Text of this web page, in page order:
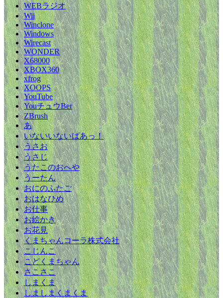
WEBラジオ
Wii
Winclone
Windows
Wirecast
WONDER
X68000
XBOX360
xfrog
XOOPS
YouTube
YouチュウBer
ZBrush
あ
いないいないばあっ！
うさお
うさじ
うたこのおへや
うーたん
おにのふたご
おはなひめ
お仕事
お絵かき
お花見
くまちゃんコーラ株式会社
こじんこ
こどくまちゃん
さこさこ
しまくま
しましまくまくま